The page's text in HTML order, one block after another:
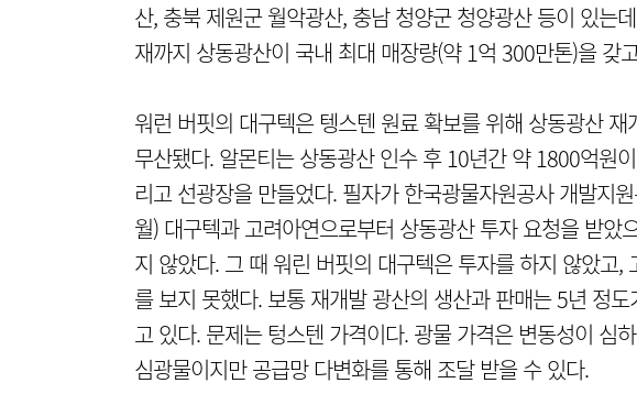
산, 충북 제원군 월악광산, 충남 청양군 청양광산 등이 있는
재까지 상동광산이 국내 최대 매장량(약 1억 300만톤)을 갖
워런 버핏의 대구텍은 텡스텐 원료 확보를 위해 상동광산
무산됐다. 알몬티는 상동광산 인수 후 10년간 약 1800억원
리고 선광장을 만들었다. 필자가 한국광물자원공사 개발지
월) 대구텍과 고려아연으로부터 상동광산 투자 요청을 받았
지 않았다. 그 때 워린 버핏의 대구텍은 투자를 하지 않았고,
를 보지 못했다. 보통 재개발 광산의 생산과 판매는 5년 정
고 있다. 문제는 텅스텐 가격이다. 광물 가격은 변동성이 심
심광물이지만 공급망 다변화를 통해 조달 받을 수 있다.